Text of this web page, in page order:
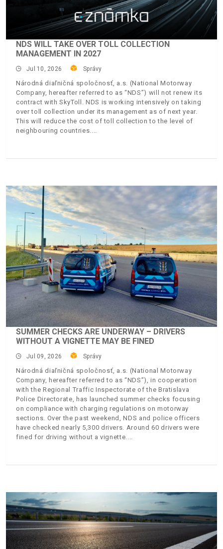
NDS WILL TAKE OVER TOLL COLLECTION
MANAGEMENT IN 2027
Jul 10, 2026 Správy
Národná diaľničná spoločnosť, a.s. (National Motorway
Company, hereafter referred to as “NDS”) will not renew its
contract with SkyToll. NDS is working intensively on taking
over toll collection under its management as of next year.
This will reduce the cost of toll collection to the level of
neighbouring countries.
SUMMER CHECKS ARE UNDERWAY – DRIVERS
WITHOUT A VIGNETTE MAY BE FINED
Jul 09, 2026 Správy
Národná diaľničná spoločnosť, a.s. (National Motorway
Company, hereafter referred to as “NDS”), in cooperation
with the Regional Traffic Inspectorate of the Bratislava
Police Directorate, has launched summer checks focusing
on compliance with charging regulations on motorway
sections. Over the past weekend, NDS and police officers
have checked nearly 5,300 drivers. Around 60 drivers were
fined for driving without a vignette.